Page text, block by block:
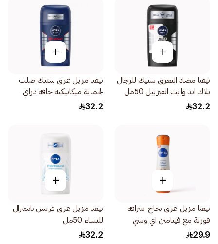
+
نيفيا مضاد التعرق ستيك للرجال
بلاك اند وايت انفيزيبل 50مل
32.2
+
نيفيا مزيل عرق ستيك صلب
لحماية ميكانيكية جافة دراي
إمباكت 50مل
32.2
+
نيفيا مزيل عرق بخاخ اشراقة
فورية مع فيتامين اي وسي
200مل
29.9
+
نيفيا مزيل عرق فريش ناتشرال
للنساء 50مل
32.2